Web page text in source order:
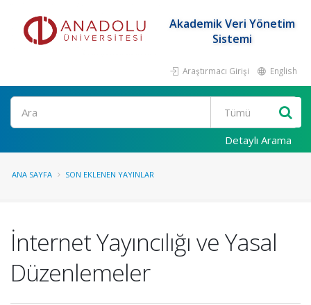
Akademik Veri Yönetim
Sistemi
Araştırmacı Girişi English
Ara
Detaylı Arama
ANA SAYFA SON EKLENEN YAYINLAR
İnternet Yayıncılığı ve Yasal
Düzenlemeler